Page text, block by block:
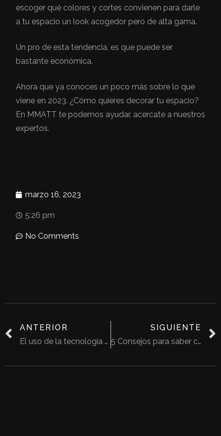
escoger qué colores y cortes convienen para darle
a tu espacio un look acogedor pero de alta gama.
Un pro de esta tendencia, es que puede ser
bastante económica.
Ahora que ya conoces un poco más sobre lo que
viene en 2023. ¿Cómo quieres decorar tu espacio?
En MMATT te podemos ayudar, acercate a nuestros
expertos.
marzo 16, 2023
5:26 pm
No Comments
ANTERIOR
El uso de la tecnología actualmente en la arquitectura
SIGUIENTE
5 Consejos para saber cómo renovar una fachada